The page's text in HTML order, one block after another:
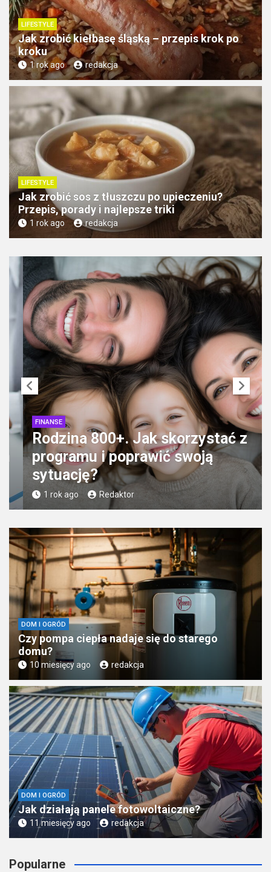
LIFESTYLE
Jak zrobić kiełbasę śląską – przepis krok po
kroku
1 rok ago redakcja
LIFESTYLE
Jak zrobić sos z tłuszczu po upieczeniu?
Przepis, porady i najlepsze triki
1 rok ago redakcja
FINANSE
Rodzina 800+. Jak skorzystać z
programu i poprawić swoją
sytuację?
1 rok ago Redaktor
DOM I OGRÓD
Czy pompa ciepła nadaje się do starego
domu?
10 miesięcy ago redakcja
DOM I OGRÓD
Jak działają panele fotowoltaiczne?
11 miesięcy ago redakcja
Popularne